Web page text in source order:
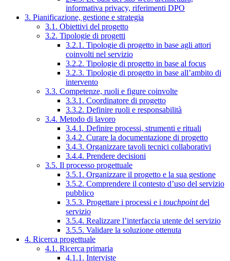
informativa privacy, riferimenti DPO
3. Pianificazione, gestione e strategia
3.1. Obiettivi del progetto
3.2. Tipologie di progetti
3.2.1. Tipologie di progetto in base agli attori
coinvolti nel servizio
3.2.2. Tipologie di progetto in base al focus
3.2.3. Tipologie di progetto in base all’ambito di
intervento
3.3. Competenze, ruoli e figure coinvolte
3.3.1. Coordinatore di progetto
3.3.2. Definire ruoli e responsabilità
3.4. Metodo di lavoro
3.4.1. Definire processi, strumenti e rituali
3.4.2. Curare la documentazione di progetto
3.4.3. Organizzare tavoli tecnici collaborativi
3.4.4. Prendere decisioni
3.5. Il processo progettuale
3.5.1. Organizzare il progetto e la sua gestione
3.5.2. Comprendere il contesto d’uso del servizio
pubblico
3.5.3. Progettare i processi e i touchpointdel
servizio
3.5.4. Realizzare l’interfaccia utente del servizio
3.5.5. Validare la soluzione ottenuta
4. Ricerca progettuale
4.1. Ricerca primaria
4.1.1. Interviste